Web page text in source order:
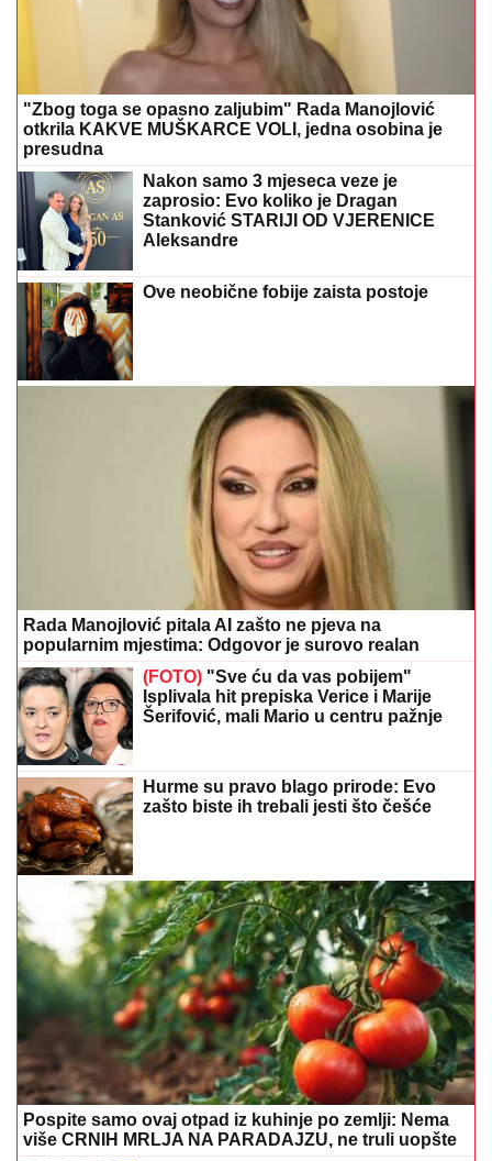
"Zbog toga se opasno zaljubim" Rada Manojlović
otkrila KAKVE MUŠKARCE VOLI, jedna osobina je
presudna
Nakon samo 3 mjeseca veze je
zaprosio: Evo koliko je Dragan
Stanković STARIJI OD VJERENICE
Aleksandre
Ove neobične fobije zaista postoje
Rada Manojlović pitala AI zašto ne pjeva na
popularnim mjestima: Odgovor je surovo realan
(FOTO) "Sve ću da vas pobijem"
Isplivala hit prepiska Verice i Marije
Šerifović, mali Mario u centru pažnje
Hurme su pravo blago prirode: Evo
zašto biste ih trebali jesti što češće
Pospite samo ovaj otpad iz kuhinje po zemlji: Nema
više CRNIH MRLJA NA PARADAJZU, ne truli uopšte